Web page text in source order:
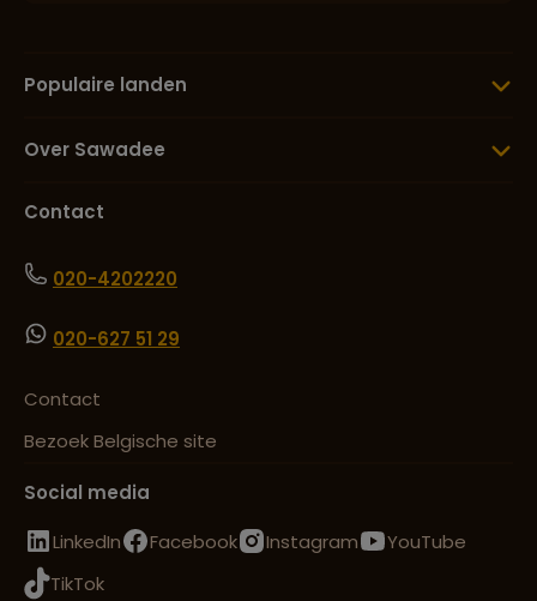
Populaire landen
Over Sawadee
Contact
020-4202220
020-627 51 29
Contact
Bezoek Belgische site
Social media
LinkedIn
Facebook Instagram
YouTube
TikTok